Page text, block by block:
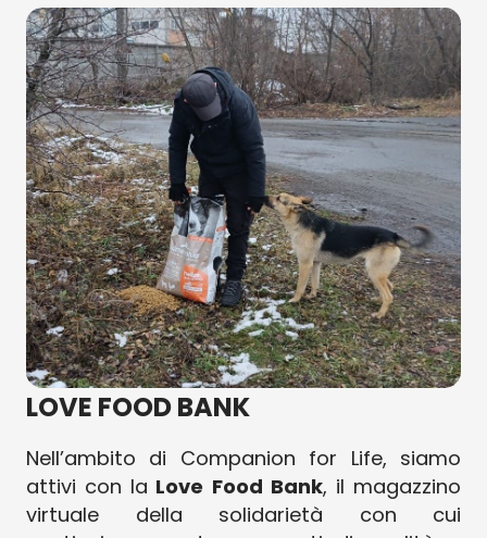
LOVE FOOD BANK
Nell’ambito di Companion for Life, siamo
attivi con la Love Food Bank, il magazzino
virtuale della solidarietà con cui